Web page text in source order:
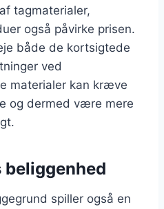
tagmaterialer,
også påvirke prisen.
både de kortsigtede
ved
materialer kan kræve
og dermed være mere
beliggenhed
spiller også en